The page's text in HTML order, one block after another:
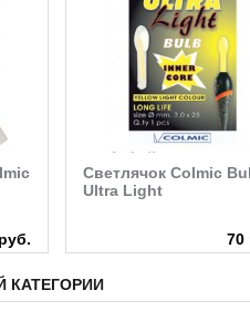
Светлячок Colmic
Ultra Light
70
КАТЕГОРИИ